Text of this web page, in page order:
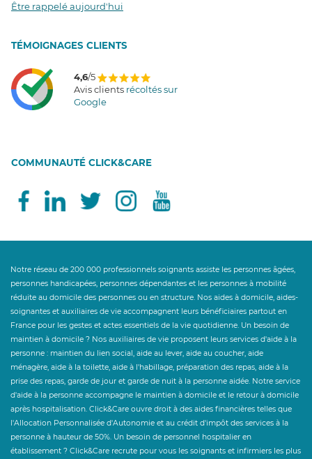
Être rappelé aujourd'hui
TÉMOIGNAGES CLIENTS
4,6/5
Avis clients récoltés sur
Google
COMMUNAUTÉ CLICK&CARE
Notre réseau de 200 000 professionnels soignants assiste les personnes âgées,
personnes handicapées, personnes dépendantes et les personnes à mobilité
réduite au domicile des personnes ou en structure. Nos aides à domicile, aides-
soignantes et auxiliaires de vie accompagnent leurs bénéficiaires partout en
France pour les gestes et actes essentiels de la vie quotidienne. Un besoin de
maintien à domicile ? Nos auxiliaires de vie proposent leurs services d'aide à la
personne : maintien du lien social, aide au lever, aide au coucher, aide
ménagère, aide à la toilette, aide à l'habillage, préparation des repas, aide à la
prise des repas, garde de jour et garde de nuit à la personne aidée. Notre service
d'aide à la personne accompagne le maintien à domicile et le retour à domicile
après hospitalisation. Click&Care ouvre droit à des aides financières telles que
l'Allocation Personnalisée d'Autonomie et au crédit d'impôt des services à la
personne à hauteur de 50%. Un besoin de personnel hospitalier en
établissement ? Click&Care recrute pour vous les soignants et infirmiers les plus